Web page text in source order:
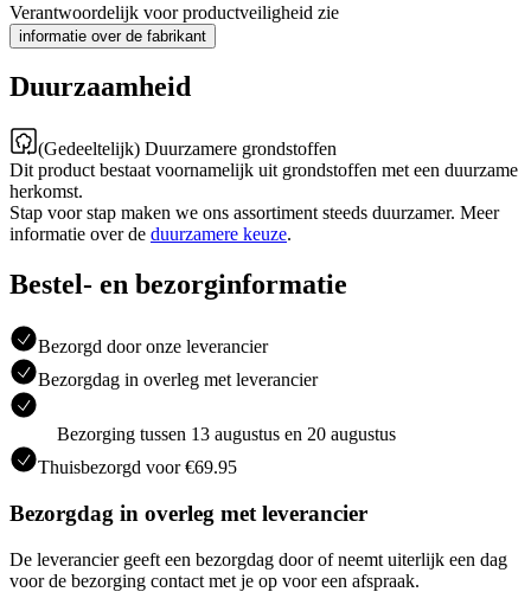
Verantwoordelijk voor productveiligheid zie
informatie over de fabrikant
Duurzaamheid
(Gedeeltelijk) Duurzamere grondstoffen
Dit product bestaat voornamelijk uit grondstoffen met een duurzame
herkomst.
Stap voor stap maken we ons assortiment steeds duurzamer. Meer
informatie over de duurzamere keuze.
Bestel- en bezorginformatie
Bezorgd door onze leverancier
Bezorgdag in overleg met leverancier
Bezorging tussen 13 augustus en 20 augustus
Thuisbezorgd voor €69.95
Bezorgdag in overleg met leverancier
De leverancier geeft een bezorgdag door of neemt uiterlijk een dag
voor de bezorging contact met je op voor een afspraak.